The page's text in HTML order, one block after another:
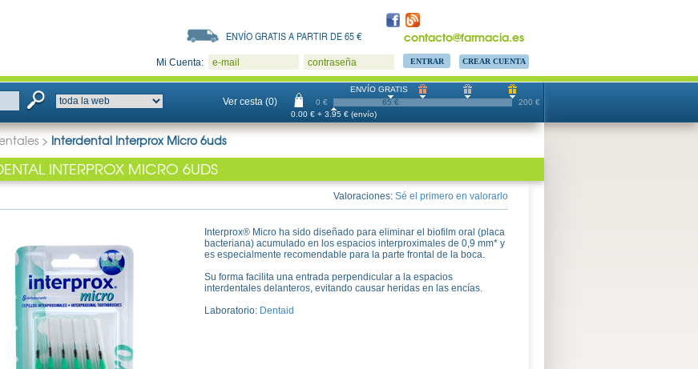
contacto@farmacia.es
ENVÍO GRATIS A PARTIR DE 65 €
Mi Cuenta: e-mail contraseña CREAR CUENTA
Ver cesta (0) 0 € 200 €
ENVÍO GRATIS
65 €
0.00 € + 3.95 € (envío)
> Interdental Interprox Micro 6uds
INTERPROX MICRO 6UDS
Valoraciones: Sé el primero en valorarlo
Interprox® Micro ha sido diseñado para eliminar el biofilm oral (placa
bacteriana) acumulado en los espacios interproximales de 0,9 mm* y
es especialmente recomendable para la parte frontal de la boca.
Su forma facilita una entrada perpendicular a la espacios
interdentales delanteros, evitando causar heridas en las encías.
Laboratorio: Dentaid